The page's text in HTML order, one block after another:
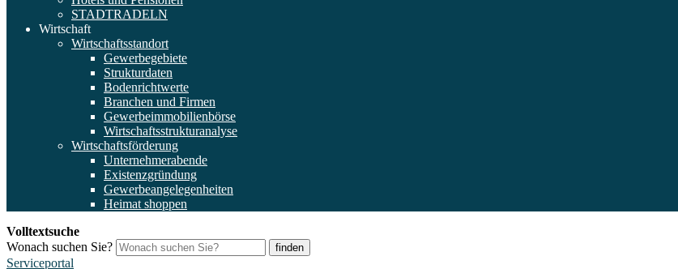
STADTRADELN
Wirtschaft
Wirtschaftsstandort
Gewerbegebiete
Strukturdaten
Bodenrichtwerte
Branchen und Firmen
Gewerbeimmobilienbörse
Wirtschaftsstrukturanalyse
Wirtschaftsförderung
Unternehmerabende
Existenzgründung
Gewerbeangelegenheiten
Heimat shoppen
Volltextsuche
Wonach suchen Sie?
finden
Serviceportal